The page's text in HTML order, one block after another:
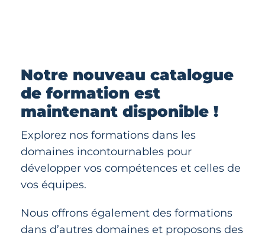
Notre nouveau catalogue
de formation est
maintenant disponible !
Explorez nos formations dans les
domaines incontournables pour
développer vos compétences et celles de
vos équipes.
Nous offrons également des formations
dans d’autres domaines et proposons des